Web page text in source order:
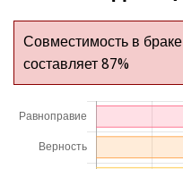
Совместимость в
составляет 87%